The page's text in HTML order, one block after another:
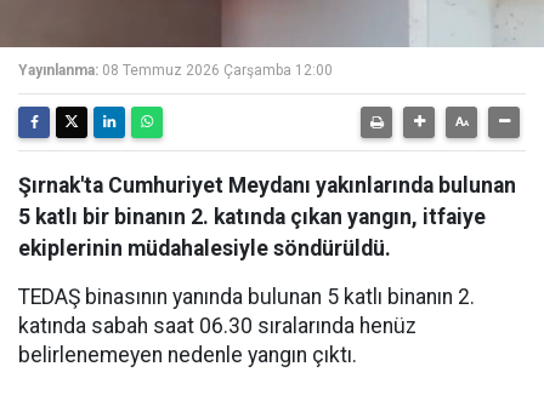
Yayınlanma: 08 Temmuz 2026 Çarşamba 12:00
Şırnak'ta Cumhuriyet Meydanı yakınlarında bulunan
5 katlı bir binanın 2. katında çıkan yangın, itfaiye
ekiplerinin müdahalesiyle söndürüldü.
TEDAŞ binasının yanında bulunan 5 katlı binanın 2.
katında sabah saat 06.30 sıralarında henüz
belirlenemeyen nedenle yangın çıktı.